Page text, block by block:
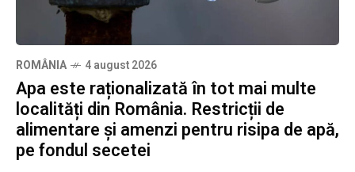
ROMÂNIA 4 august 2026
Apa este raționalizată în tot mai multe
localități din România. Restricții de
alimentare și amenzi pentru risipa de apă,
pe fondul secetei